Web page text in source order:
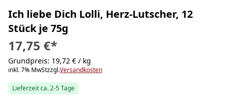
Ich liebe Dich Lolli, Herz-Lutscher, 12
Stück je 75g
17,75 €*
Grundpreis: 19,72 € / kg
inkl. 7% MwStzzgl.Versandkosten
Lieferzeit ca. 2-5 Tage